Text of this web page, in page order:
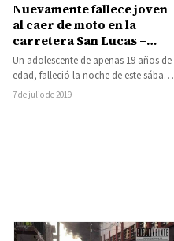
Nuevamente fallece joven
al caer de moto en la
carretera San Lucas –
Ciudad Altamirano
Un adolescente de apenas 19 años de
edad, falleció la noche de este sábado
al caer de la…
7 de julio de 2019